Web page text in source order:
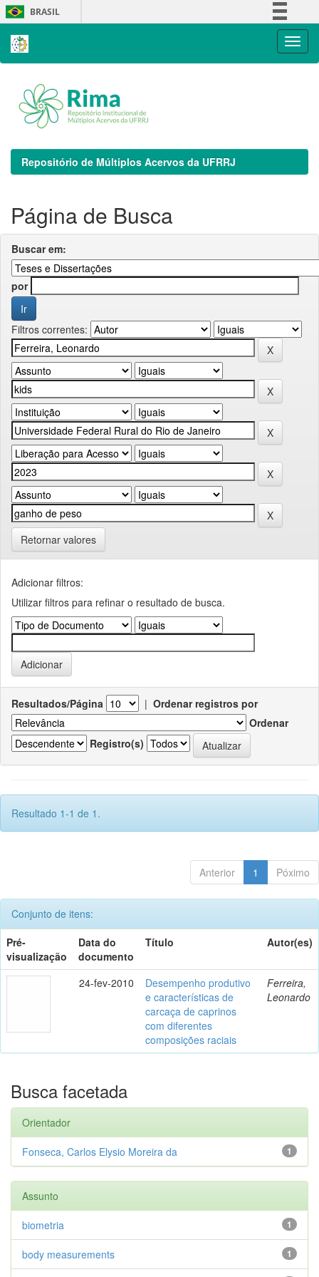
Skip
navigation
BRASIL
Repositório de Múltiplos Acervos da UFRRJ
Página de Busca
Buscar em:
por
Filtros correntes:
Retornar valores
Adicionar filtros:
Utilizar filtros para refinar o resultado de busca.
Resultados/Página | Ordenar registros por
Ordenar
Registro(s)
Resultado 1-1 de 1.
Anterior 1 Póximo
Conjunto de itens:
Pré-
visualização
Data do
documento
Título Autor(es)
24-fev-2010
Desempenho produtivo
e características de
carcaça de caprinos
com diferentes
composições raciais
Ferreira,
Leonardo
Busca facetada
Orientador
1
Fonseca, Carlos Elysio Moreira da
Assunto
1
biometria
1
body measurements